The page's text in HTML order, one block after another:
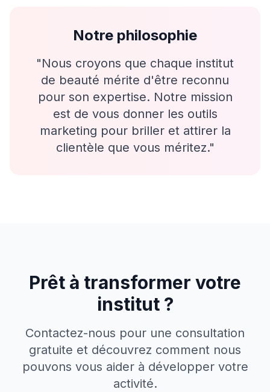
Notre philosophie
"Nous croyons que chaque institut
de beauté mérite d'être reconnu
pour son expertise. Notre mission
est de vous donner les outils
marketing pour briller et attirer la
clientèle que vous méritez."
Prêt à transformer votre
institut ?
Contactez-nous pour une consultation
gratuite et découvrez comment nous
pouvons vous aider à développer votre
activité.